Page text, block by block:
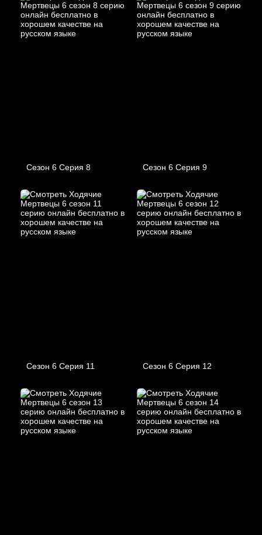
Сезон 6 Серия 8 Сезон 6 Серия 9
Сезон 6 Серия 11 Сезон 6 Серия 12